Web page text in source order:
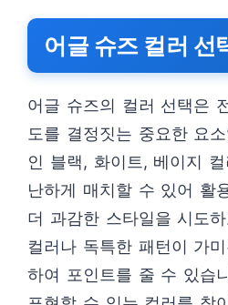
어글 슈즈 컬러 선
어글 슈즈의 컬러 선택은
도를 결정짓는 중요한 요
인 블랙, 화이트, 베이지
난하게 매치할 수 있어 활
더 과감한 스타일을 시도
컬러나 독특한 패턴이 가
하여 포인트를 줄 수 있습